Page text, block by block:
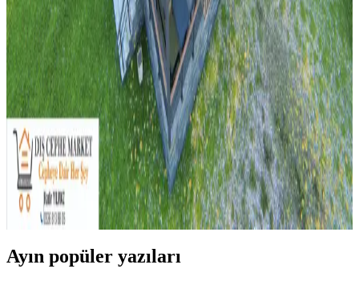
Neon ve LED Işıklar: Kiracıların ve Ev Sahiplerinin
Güvenlik Endişeleri ve Farkları
Neon ışıkların yüksek voltaj ve toksik riskleri nedeniyle
yasaklanması, LED ışıkların ise düşük voltaj ve dayanıklılığı
sayesinde tercih edilmesi kiracılar ve ev sahipleri arasında sıkça
görülen bir durumdur.
Merdiven Üstündeki Geniş Düz Yüzeyin
Fonksiyonel Kullanımı ve Tasarım Önerileri
Merdiven üstündeki geniş yüzeyler, güvenlik önlemleri ve doğru
tasarım ile bitkilerden depolamaya, sanat eserlerinden evcil hayvan
alanlarına kadar çeşitli şekillerde değerlendirilebilir.
Ayın popüler yazıları